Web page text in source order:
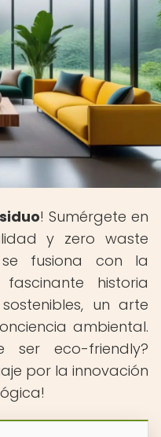
! Sumérgete en
y zero waste
fusiona con la
historia
un arte
ambiental.
eco-friendly?
por la innovación